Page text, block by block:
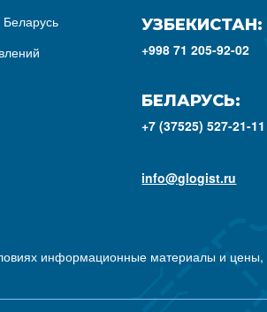
Беларусь
УЗБЕКИСТАН:
+998 71 205-92-02
БЕЛАРУСЬ:
+7 (37525) 527-21-11
info@glogist.ru
информационные материалы и